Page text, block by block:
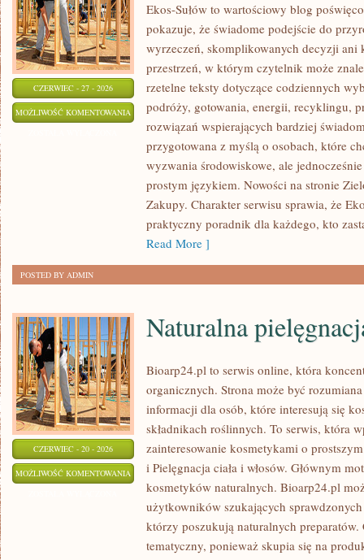
CZERWIEC - 27 - 2026
MOŻLIWOŚĆ KOMENTOWANIA EKOLOGIA
Ekos-Sułów to wartościowy blog
pokazuje, że świadome podejście do
wyrzeczeń, skomplikowanych decyzji ani
przestrzeń, w którym czytelnik może
rzetelne teksty dotyczące codziennych
podróży, gotowania, energii, recyklingu,
rozwiązań wspierających bardziej
przygotowana z myślą o osobach, które
wyzwania środowiskowe, ale
prostym językiem. Nowości na stronie
Zakupy. Charakter serwisu sprawia, że
praktyczny poradnik dla każdego, kto
Read More ]
POSTED BY ADMIN
CZERWIEC - 20 - 2026
MOŻLIWOŚĆ KOMENTOWANIA NATURALNA
PIELĘGNACJA
TWARZY
Naturalna
Bioarp24.pl to serwis online, która
organicznych. Strona może być
informacji dla osób, które interesują się
składnikach roślinnych. To serwis, która
zainteresowanie kosmetykami o
i Pielęgnacja ciała i włosów. Głównym
kosmetyków naturalnych. Bioarp24.pl
użytkowników szukających
którzy poszukują naturalnych preparatów.
tematyczny, ponieważ skupia się na